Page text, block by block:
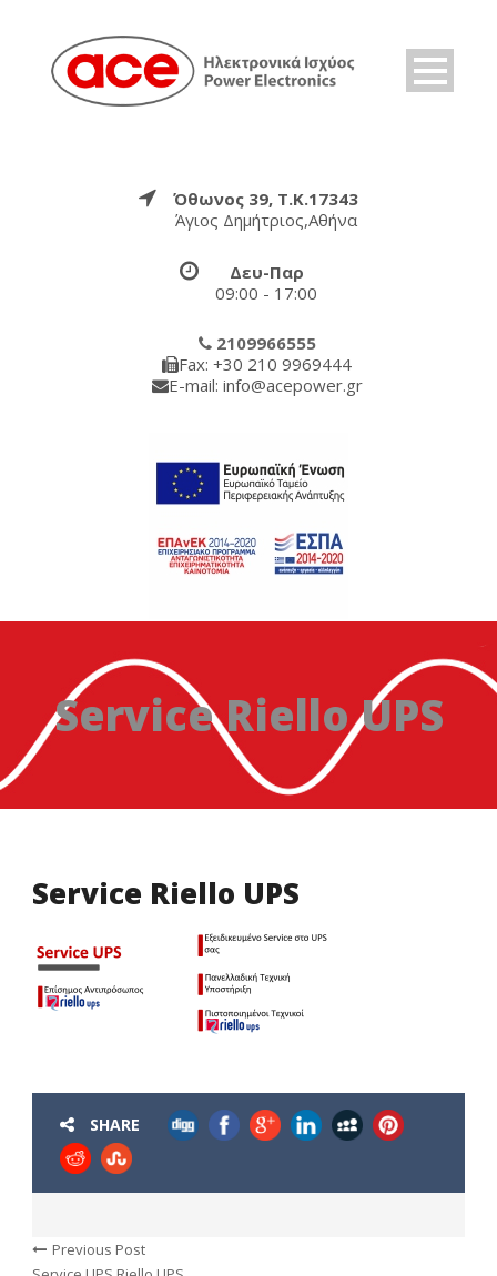
Όθωνος 39, Τ.Κ.17343
Άγιος Δημήτριος,Αθήνα
Δευ-Παρ
09:00 - 17:00
2109966555
Fax: +30 210 9969444
E-mail: info@acepower.gr
Service Riello UPS
Service Riello UPS
SHARE
Previous Post